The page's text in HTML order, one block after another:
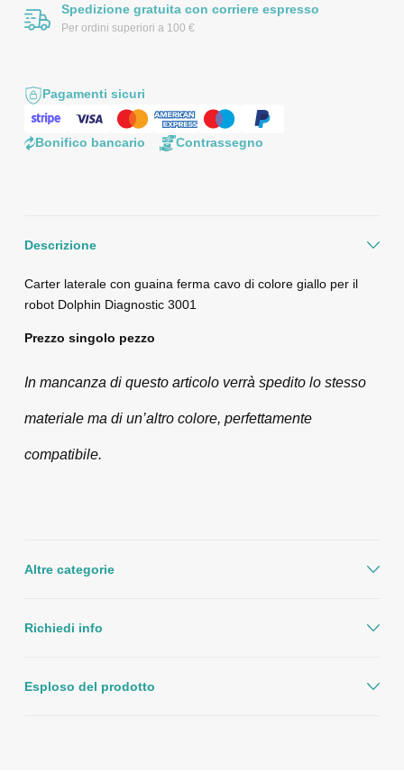
Spedizione gratuita con corriere espresso
Per ordini superiori a 100 €
Pagamenti sicuri
Bonifico bancario Contrassegno
Descrizione
Carter laterale con guaina ferma cavo di colore giallo per il
robot Dolphin Diagnostic 3001
Prezzo singolo pezzo
In mancanza di questo articolo verrà spedito lo stesso
materiale ma di un’altro colore, perfettamente
compatibile.
Altre categorie
Richiedi info
Esploso del prodotto